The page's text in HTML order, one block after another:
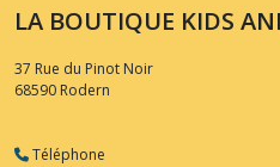
LA BOUTIQUE KIDS
37 Rue du Pinot Noir
68590 Rodern
Téléphone